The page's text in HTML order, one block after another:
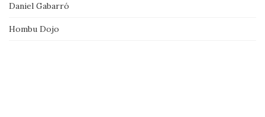
Daniel Gabarró
Hombu Dojo